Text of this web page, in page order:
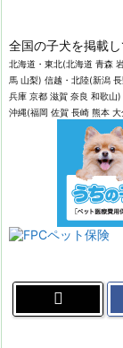
全国の子犬を掲載し
北海道・東北(北海道 青森
馬 山梨) 信越・北陸(新潟
兵庫 京都 滋賀 奈良 和歌山
沖縄(福岡 佐賀 長崎 熊本